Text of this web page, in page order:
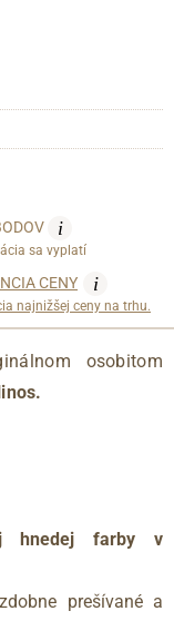
i
sa vyplatí
CENY i
najnižšej ceny na trhu.
osobitom
hnedej farby v
prešívané a